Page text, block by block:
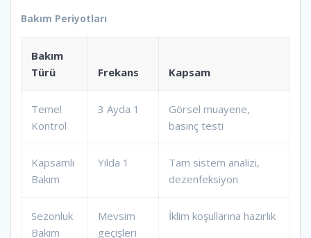
Bakım Periyotları
Bakım
Türü
Frekans Kapsam
Temel
Kontrol
3 Ayda 1
Görsel muayene,
basınç testi
Kapsamlı
Bakım
Yılda 1
Tam sistem analizi,
dezenfeksiyon
Sezonluk
Bakım
Mevsim
geçişleri
İklim koşullarına hazırlık